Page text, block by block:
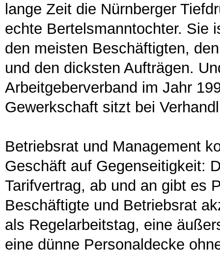
lange Zeit die Nürnberger
echte Bertelsmanntochter. Sie
den meisten Beschäftigten,
und den dicksten Aufträgen.
Arbeitgeberverband im Jahr
Gewerkschaft sitzt bei
Betriebsrat und Management
Geschäft auf Gegenseitigkeit:
Tarifvertrag, ab und an gibt es
Beschäftigte und Betriebsrat
als Regelarbeitstag, eine
eine dünne Personaldecke